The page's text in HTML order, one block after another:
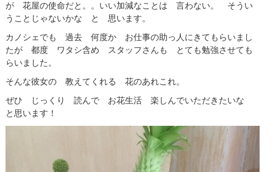
が 花屋の使命だと。。いい加減なことは 言わない。 そうい
うことじゃないかな と 思います。
カノシェでも 過去 何度か お仕事の助っ人にきてもらいまし
たが 都度 ワタシ含め スタッフさんも とても勉強させても
らいました。
そんな彼女の 教えてくれる 花のあれこれ。
ぜひ じっくり 読んで お花生活 楽しんでいただきたいな
と思います！